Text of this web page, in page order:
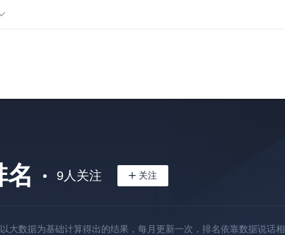
9人关注
大数据为基础计算得出的结果，每月更新一次，排名依靠数据说话相